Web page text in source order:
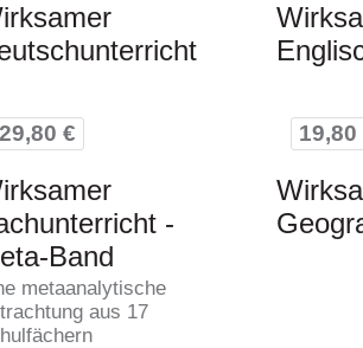
29,80 €
-
Band
metaanalytische
aus 17
19,80